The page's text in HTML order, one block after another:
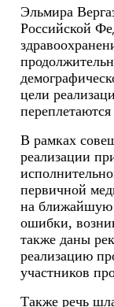
Эльмира
Российской
цели
В рамках
реализации
первичной
на ближайшую
ошибки,
также даны
реализацию
участников
Также речь